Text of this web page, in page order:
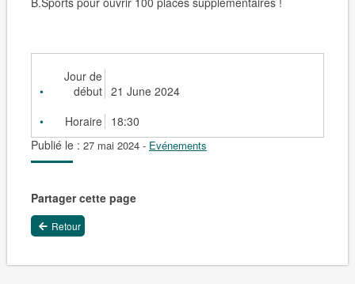
Jour de
début 21 June 2024
Horaire 18:30
Publié le : 27 mai 2024 - Evénements
Partager cette page
Retour